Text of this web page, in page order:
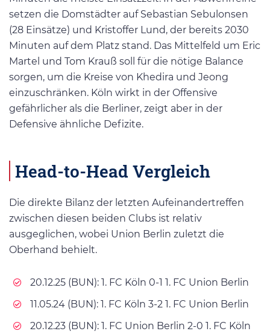
setzen die Domstädter auf Sebastian Sebulonsen
(28 Einsätze) und Kristoffer Lund, der bereits 2030
Minuten auf dem Platz stand. Das Mittelfeld um Eric
Martel und Tom Krauß soll für die nötige Balance
sorgen, um die Kreise von Khedira und Jeong
einzuschränken. Köln wirkt in der Offensive
gefährlicher als die Berliner, zeigt aber in der
Defensive ähnliche Defizite.
Head-to-Head Vergleich
Die direkte Bilanz der letzten Aufeinandertreffen
zwischen diesen beiden Clubs ist relativ
ausgeglichen, wobei Union Berlin zuletzt die
Oberhand behielt.
20.12.25 (BUN): 1. FC Köln 0-1 1. FC Union Berlin
11.05.24 (BUN): 1. FC Köln 3-2 1. FC Union Berlin
20.12.23 (BUN): 1. FC Union Berlin 2-0 1. FC Köln